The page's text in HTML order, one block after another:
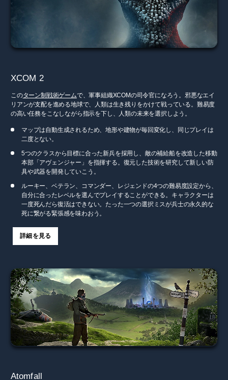
XCOM 2
このターン制戦術ゲームで、軍事組織XCOMの司令官になろう。邪悪なエイ
リアンが支配を進める地球で、人類は生き残りをかけて戦っている。難易度
の高い任務をこなしながら指示を下し、人類の未来を選択しよう。
マップは自動生成されるため、地形や建物が毎回変化し、同じプレイは
二度とない。
5つのクラスから目標に合った新兵を採用し、敵の補給船を改造した移動
本部「アヴェンジャー」を指揮する。復元した技術を研究して新しい防
具や武器を開発していこう。
ルーキー、ベテラン、コマンダー、レジェンドの4つの難易度設定から、
自分に合ったレベルを選んでプレイすることができる。キャラクターは
一度死んだら復活はできない。たった一つの選択ミスが兵士の永久的な
死に繋がる緊張感を味わおう。
詳細を見る
Atomfall